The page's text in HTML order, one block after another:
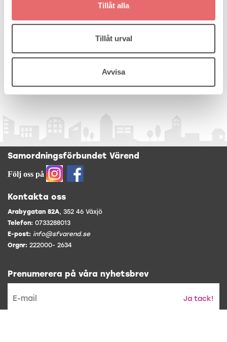
Tillåt alla
Tillåt urval
Avvisa
Samordningsförbundet Värend
Följ oss på
Kontakta oss
Arabygatan 82A, 352 46 Växjö
Telefon: 0733288013
E-post: info@sfvarend.se
Orgnr: 222000- 2634
Prenumerera på våra nyhetsbrev
Ja tack!